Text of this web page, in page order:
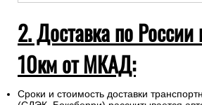
2. Доставка по
10км от МКАД:
Сроки и стоимость доставки